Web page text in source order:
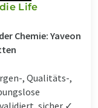
Life
Chemie: Yaveon
, Qualitäts-,
sicher ✓